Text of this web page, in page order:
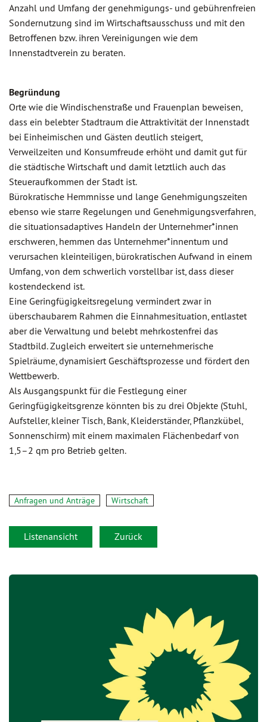
Anzahl und Umfang der genehmigungs- und gebührenfreien
Sondernutzung sind im Wirtschaftsausschuss und mit den
Betroffenen bzw. ihren Vereinigungen wie dem
Innenstadtverein zu beraten.
Begründung
Orte wie die Windischenstraße und Frauenplan beweisen,
dass ein belebter Stadtraum die Attraktivität der Innenstadt
bei Einheimischen und Gästen deutlich steigert,
Verweilzeiten und Konsumfreude erhöht und damit gut für
die städtische Wirtschaft und damit letztlich auch das
Steueraufkommen der Stadt ist.
Bürokratische Hemmnisse und lange Genehmigungszeiten
ebenso wie starre Regelungen und Genehmigungsverfahren,
die situationsadaptives Handeln der Unternehmer*innen
erschweren, hemmen das Unternehmer*innentum und
verursachen kleinteiligen, bürokratischen Aufwand in einem
Umfang, von dem schwerlich vorstellbar ist, dass dieser
kostendeckend ist.
Eine Geringfügigkeitsregelung vermindert zwar in
überschaubarem Rahmen die Einnahmesituation, entlastet
aber die Verwaltung und belebt mehrkostenfrei das
Stadtbild. Zugleich erweitert sie unternehmerische
Spielräume, dynamisiert Geschäftsprozesse und fördert den
Wettbewerb.
Als Ausgangspunkt für die Festlegung einer
Geringfügigkeitsgrenze könnten bis zu drei Objekte (Stuhl,
Aufsteller, kleiner Tisch, Bank, Kleiderständer, Pflanzkübel,
Sonnenschirm) mit einem maximalen Flächenbedarf von
1,5–2 qm pro Betrieb gelten.
Anfragen und Anträge Wirtschaft
Listenansicht Zurück